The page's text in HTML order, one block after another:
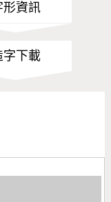
形資訊
字下載